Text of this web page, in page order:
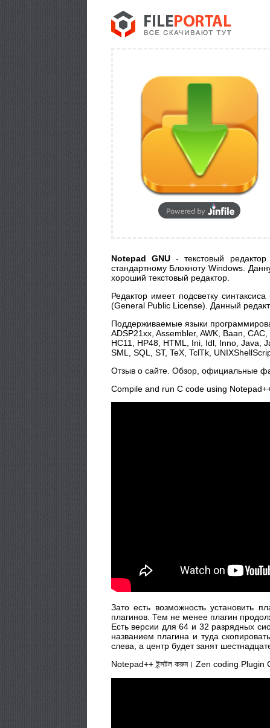
Notepad GNU- текстовый
стандартному Блокноту Windows.
хороший текстовый редактор.
Редактор имеет подсветку
(General Public License). Данный
Поддерживаемые языки
ADSP21xx, Assembler, AWK, Baan,
HC11, HP48, HTML, Ini, Idl, Inno, Java,
SML, SQL, ST, TeX, TclTk,
Отзыв о сайте. Обзор, официальные
Compile and run C code using
Зато есть возможность установить
плагинов. Тем не менее плагин
Есть версии для 64 и 32 разрядных
названием плагина и туда
слева, а центр будет занят
Notepad++ ইন্সটল করুন। Zen coding Plugin